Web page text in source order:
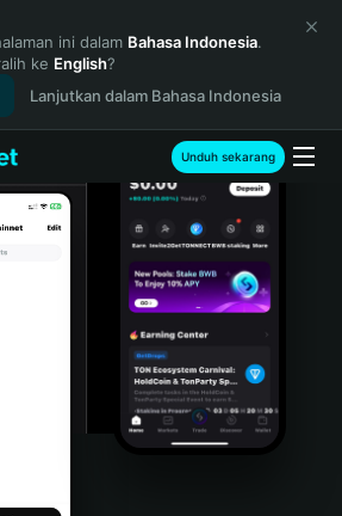
ini dalam Bahasa Indonesia.
ke English?
Lanjutkan dalam Bahasa Indonesia
Unduh sekarang